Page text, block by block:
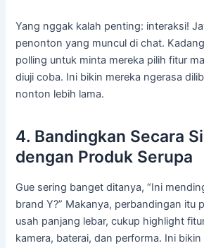
Yang nggak kalah penting: interaksi!
penonton yang muncul di chat.
polling untuk minta mereka pilih fitur
diuji coba. Ini bikin mereka ngerasa
nonton lebih lama.
4. Bandingkan Secara
dengan Produk Serupa
Gue sering banget ditanya, “Ini
brand Y?” Makanya, perbandingan itu
usah panjang lebar, cukup highlight
kamera, baterai, dan performa. Ini